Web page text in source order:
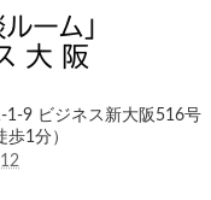
1-9 ビジネス新大阪516号
歩1分）